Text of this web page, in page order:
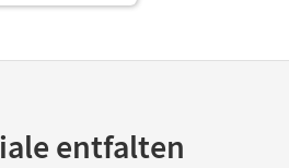
entfalten